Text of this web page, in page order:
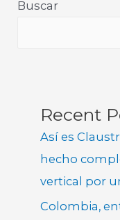
Buscar
Recent
Así es
hecho
vertical por
Colombia,